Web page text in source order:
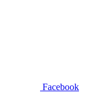
Facebook